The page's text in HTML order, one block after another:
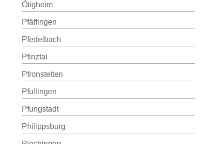
Ötigheim
Pfäffingen
Pfedelbach
Pfinztal
Pfronstetten
Pfullingen
Pfungstadt
Philippsburg